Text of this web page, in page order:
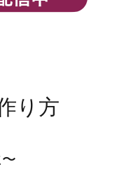
り方